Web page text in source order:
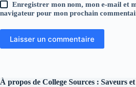
Enregistrer mon nom, mon e-mail et
navigateur pour mon prochain
Laisser un commentaire
À propos de College Sources : Saveurs